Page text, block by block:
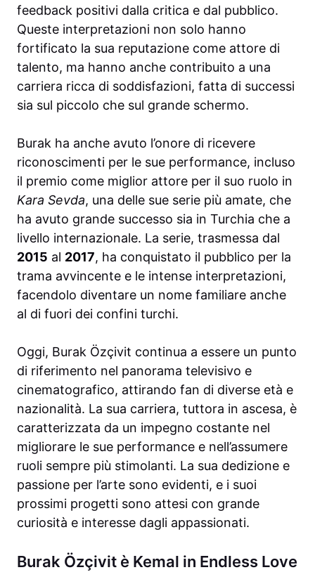
feedback positivi dalla critica e dal pubblico.
Queste interpretazioni non solo hanno
fortificato la sua reputazione come attore di
talento, ma hanno anche contribuito a una
carriera ricca di soddisfazioni, fatta di successi
sia sul piccolo che sul grande schermo.
Burak ha anche avuto l’onore di ricevere
riconoscimenti per le sue performance, incluso
il premio come miglior attore per il suo ruolo in
Kara Sevda, una delle sue serie più amate, che
ha avuto grande successo sia in Turchia che a
livello internazionale. La serie, trasmessa dal
2015 al 2017, ha conquistato il pubblico per la
trama avvincente e le intense interpretazioni,
facendolo diventare un nome familiare anche
al di fuori dei confini turchi.
Oggi, Burak Özçivit continua a essere un punto
di riferimento nel panorama televisivo e
cinematografico, attirando fan di diverse età e
nazionalità. La sua carriera, tuttora in ascesa, è
caratterizzata da un impegno costante nel
migliorare le sue performance e nell’assumere
ruoli sempre più stimolanti. La sua dedizione e
passione per l’arte sono evidenti, e i suoi
prossimi progetti sono attesi con grande
curiosità e interesse dagli appassionati.
Burak Özçivit è Kemal in Endless Love